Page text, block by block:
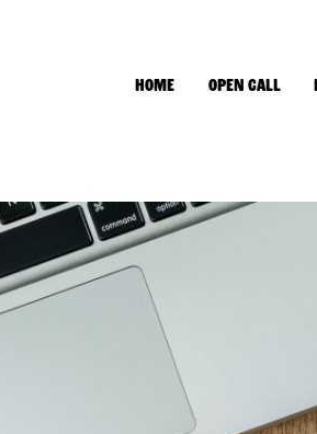
Home Open call
Home
Open Call